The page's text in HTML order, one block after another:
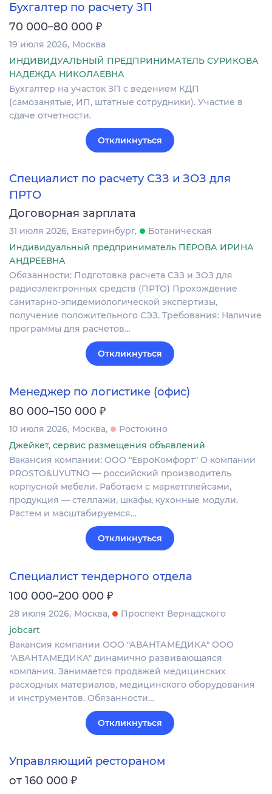
Бухгалтер по расчету ЗП
70 000–80 000 ₽
19 июля 2026 Москва
ИНДИВИДУАЛЬНЫЙ ПРЕДПРИНИМАТЕЛЬ СУРИКОВА
НАДЕЖДА НИКОЛАЕВНА
Бухгалтер на участок ЗП с ведением КДП
(самозанятые, ИП, штатные сотрудники). Участие в
сдаче отчетности.
Откликнуться
Специалист по расчету СЗЗ и ЗОЗ для
ПРТО
Договорная зарплата
31 июля 2026 Екатеринбург
Ботаническая
Индивидуальный предприниматель ПЕРОВА ИРИНА
АНДРЕЕВНА
Обязанности: Подготовка расчета СЗЗ и ЗОЗ для
радиоэлектронных средств (ПРТО) Прохождение
санитарно-эпидемиологической экспертизы,
получение положительного СЭЗ. Требования: Наличие
программы для расчетов…
Откликнуться
Менеджер по логистике (офис)
80 000–150 000 ₽
10 июля 2026 Москва
Ростокино
Джейкет, сервис размещения объявлений
Вакансия компании: ООО "ЕвроКомфорт" О компании
PROSTO&UYUTNO — российский производитель
корпусной мебели. Работаем с маркетплейсами,
продукция — стеллажи, шкафы, кухонные модули.
Растем и масштабируемся…
Откликнуться
Специалист тендерного отдела
100 000–200 000 ₽
28 июля 2026 Москва
Проспект Вернадского
jobcart
Вакансия компании ООО "АВАНТАМЕДИКА" ООО
"АВАНТАМЕДИКА" динамично развивающаяся
компания. Занимается продажей медицинских
расходных материалов, медицинского оборудования
и инструментов. Обязанности…
Откликнуться
Управляющий рестораном
от 160 000 ₽